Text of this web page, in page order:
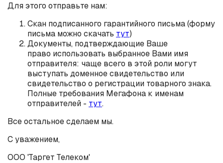
Для этого отправьте нам:
Скан подписанного гарантийного письма (форму
письма можно скачать тут)
Документы, подтверждающие Ваше
право использовать выбранное Вами имя
отправителя: чаще всего в этой роли могут
выступать доменное свидетельство или
свидетельство о регистрации товарного знака.
Полные требования Мегафона к именам
отправителей - тут.
Все остальное сделаем мы.
С уважением,
ООО 'Таргет Телеком'